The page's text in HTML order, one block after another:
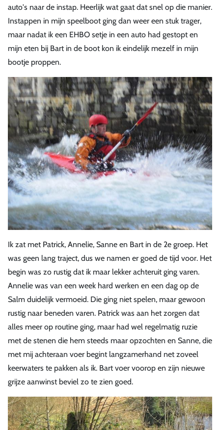
auto's naar de instap. Heerlijk wat gaat dat snel op die manier.
Instappen in mijn speelboot ging dan weer een stuk trager,
maar nadat ik een EHBO setje in een auto had gestopt en
mijn eten bij Bart in de boot kon ik eindelijk mezelf in mijn
bootje proppen.
Ik zat met Patrick, Annelie, Sanne en Bart in de 2e groep. Het
was geen lang traject, dus we namen er goed de tijd voor. Het
begin was zo rustig dat ik maar lekker achteruit ging varen.
Annelie was van een week hard werken en een dag op de
Salm duidelijk vermoeid. Die ging niet spelen, maar gewoon
rustig naar beneden varen. Patrick was aan het zorgen dat
alles meer op routine ging, maar had wel regelmatig ruzie
met de stenen die hem steeds maar opzochten en Sanne, die
met mij achteraan voer begint langzamerhand net zoveel
keerwaters te pakken als ik. Bart voer voorop en zijn nieuwe
grijze aanwinst beviel zo te zien goed.